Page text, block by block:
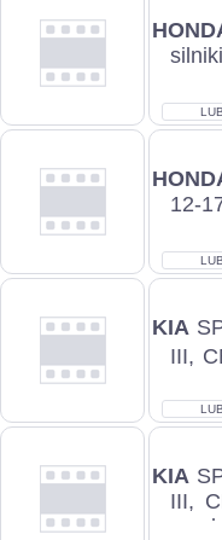
12-
KIA
III,
KIA
III,